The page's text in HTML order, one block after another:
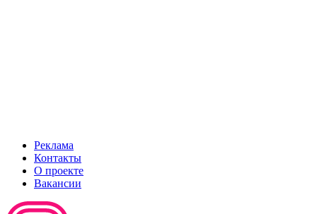
Реклама
Контакты
О проекте
Вакансии